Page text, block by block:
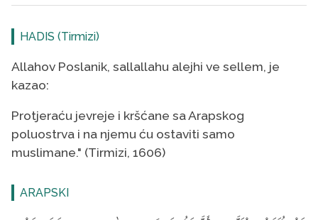
HADIS (Tirmizi)
Allahov Poslanik, sallallahu alejhi ve sellem, je
kazao:
Protjeraću jevreje i kršćane sa Arapskog
poluostrva i na njemu ću ostaviti samo
muslimane." (Tirmizi, 1606)
ARAPSKI